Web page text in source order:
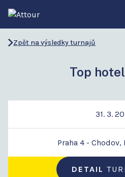
Zpět na výsledky turnajů
Top
31. 3.
Praha 4 - Chodov,
DETAIL